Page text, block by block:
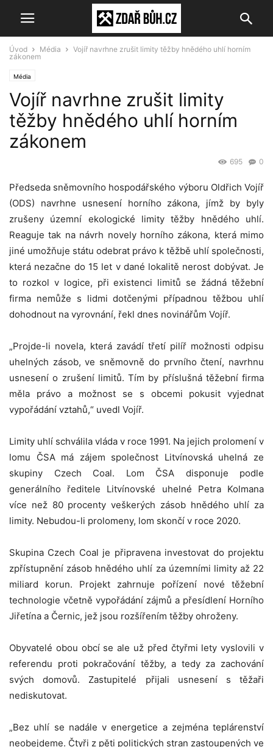
Úvod Média
Vojíř navrhne zrušit limity těžby hnědého uhlí horním
zákonem
Média
Vojíř navrhne zrušit limity
těžby hnědého uhlí horním
zákonem
0
695
Předseda sněmovního hospodářského výboru Oldřich Vojíř
(ODS) navrhne usnesení horního zákona, jímž by byly
zrušeny územní ekologické limity těžby hnědého uhlí.
Reaguje tak na návrh novely horního zákona, která mimo
jiné umožňuje státu odebrat právo k těžbě uhlí společnosti,
která nezačne do 15 let v dané lokalitě nerost dobývat. Je
to rozkol v logice, při existenci limitů se žádná těžební
firma nemůže s lidmi dotčenými případnou těžbou uhlí
dohodnout na vyrovnání, řekl dnes novinářům Vojíř.
„Projde-li novela, která zavádí třetí pilíř možnosti odpisu
uhelných zásob, ve sněmovně do prvního čtení, navrhnu
usnesení o zrušení limitů. Tím by příslušná těžební firma
měla právo a možnost se s obcemi pokusit vyjednat
vypořádání vztahů,“ uvedl Vojíř.
Limity uhlí schválila vláda v roce 1991. Na jejich prolomení v
lomu ČSA má zájem společnost Litvínovská uhelná ze
skupiny Czech Coal. Lom ČSA disponuje podle
generálního ředitele Litvínovské uhelné Petra Kolmana
více než 80 procenty veškerých zásob hnědého uhlí za
limity. Nebudou-li prolomeny, lom skončí v roce 2020.
Skupina Czech Coal je připravena investovat do projektu
zpřístupnění zásob hnědého uhlí za územními limity až 22
miliard korun. Projekt zahrnuje pořízení nové těžební
technologie včetně vypořádání zájmů a přesídlení Horního
Jiřetína a Černic, jež jsou rozšířením těžby ohroženy.
Obyvatelé obou obcí se ale už před čtyřmi lety vyslovili v
referendu proti pokračování těžby, a tedy za zachování
svých domovů. Zastupitelé přijali usnesení s těžaři
nediskutovat.
„Bez uhlí se nadále v energetice a zejména teplárenství
neobejdeme. Čtyři z pěti politických stran zastoupených ve